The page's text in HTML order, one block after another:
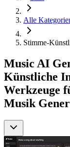
Alle
Stimme-
Music AI
Künstliche
Werkzeuge
Musik